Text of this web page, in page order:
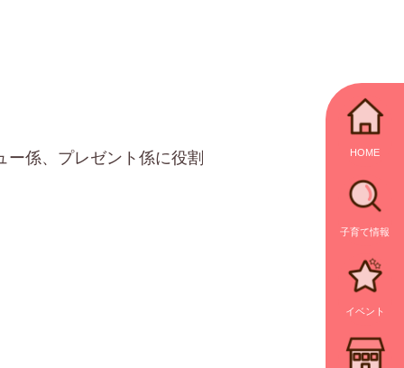
HOME
子育て情報
イベント
係、プレゼント係に役割